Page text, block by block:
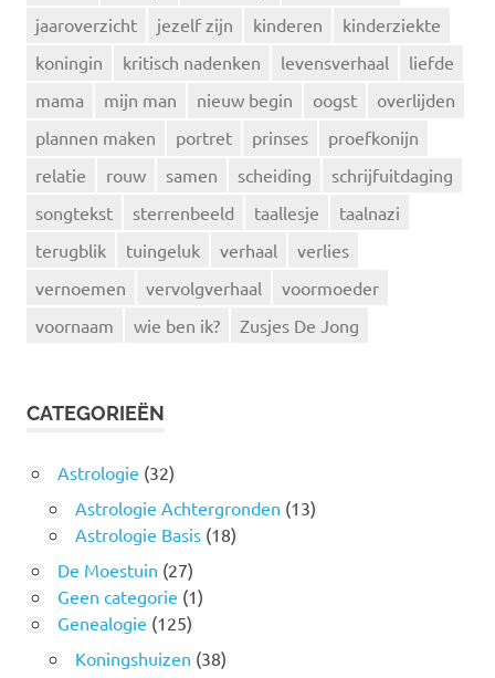
jaaroverzicht
jezelf zijn kinderen
kinderziekte
koningin
kritisch nadenken levensverhaal
liefde
mama
mijn man nieuw begin oogst
overlijden
plannen maken
portret prinses
proefkonijn
relatie
rouw samen scheiding
schrijfuitdaging
songtekst
sterrenbeeld taallesje
taalnazi
terugblik
tuingeluk verhaal
verlies
vernoemen
vervolgverhaal
voormoeder
voornaam
wie ben ik? Zusjes De Jong
CATEGORIEËN
Astrologie (32)
Astrologie Achtergronden (13)
Astrologie Basis(18)
De Moestuin (27)
Geen categorie (1)
Genealogie (125)
Koningshuizen (38)